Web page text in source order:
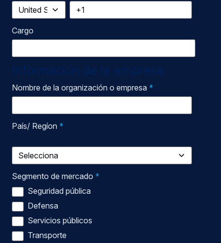
Cargo
Información de la empresa
Nombre de la organización o empresa *
País/ Regíon *
Segmento de mercado *
Seguridad pública
Defensa
Servicios públicos
Transporte